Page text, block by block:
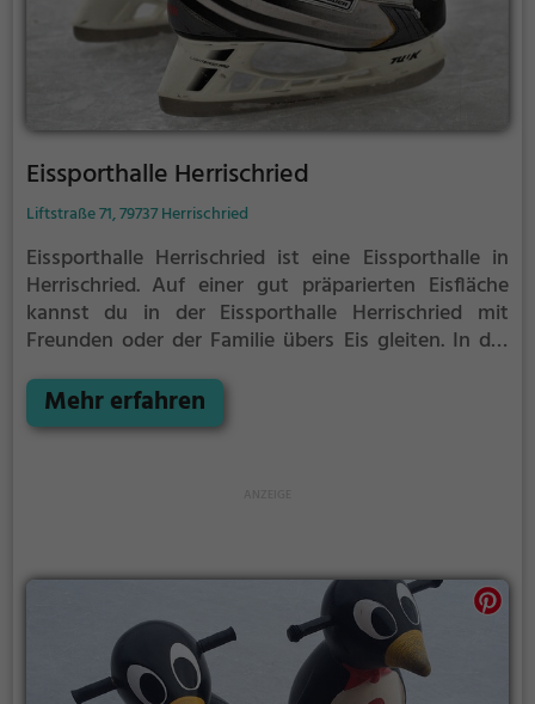
Eissporthalle Herrischried
Liftstraße 71, 79737 Herrischried
Eissporthalle Herrischried ist eine Eissporthalle in
Herrischried. Auf einer gut präparierten Eisfläche
kannst du in der Eissporthalle Herrischried mit
Freunden oder der Familie übers Eis gleiten. In der
ganze Familie geboten. Kleinere Kinder oder
Anfänger können sich mit Laufhilfen aufs Eis wagen.
Mehr erfahren